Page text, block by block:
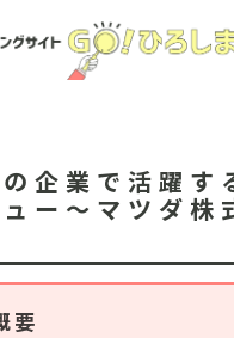
企業で活躍す
ー～マツダ
要